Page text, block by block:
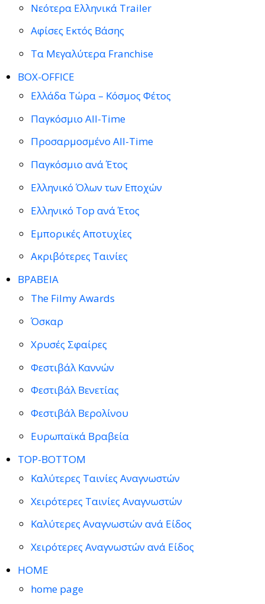
Νεότερα Ελληνικά Trailer
Αφίσες Εκτός Βάσης
Τα Μεγαλύτερα Franchise
BOX-OFFICE
Ελλάδα Τώρα – Κόσμος Φέτος
Παγκόσμιο All-Time
Προσαρμοσμένο All-Time
Παγκόσμιο ανά Έτος
Ελληνικό Όλων των Εποχών
Ελληνικό Top ανά Έτος
Εμπορικές Αποτυχίες
Ακριβότερες Ταινίες
ΒΡΑΒΕΙΑ
The Filmy Awards
Όσκαρ
Χρυσές Σφαίρες
Φεστιβάλ Καννών
Φεστιβάλ Βενετίας
Φεστιβάλ Βερολίνου
Ευρωπαϊκά Βραβεία
TOP-BOTTOM
Καλύτερες Ταινίες Αναγνωστών
Χειρότερες Ταινίες Αναγνωστών
Καλύτερες Αναγνωστών ανά Είδος
Χειρότερες Αναγνωστών ανά Είδος
HOME
home page